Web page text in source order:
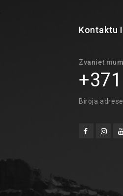
Kontaktu
Zvaniet
Biroja